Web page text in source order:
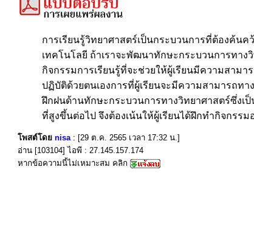
การเรียนรู้วิทยาศาสตร์เป็นกระบวนการที่ต้องค้
เทคโนโลยี ถ้าเราจะพัฒนาทักษะกระบวนการทาง
กิจกรรมการเรียนรู้ที่จะช่วยให้ผู้เรียนมีความสาม
ปฏิบัติด้วยตนเองการที่ผู้เรียนจะมีความสามารถทา
ฝึกฝนด้านทักษะกระบวนการทางวิทยาศาสตร์ซึ่งเ
ที่สูงขึ้นต่อไป จึงต้องเน้นให้ผู้เรียนได้ฝึกทำกิจกรร
โพสต์โดย nisa : [29 ต.ค. 2565 เวลา 17:32 น.]
อ่าน [103104] ไอพี : 27.145.157.174
หากข้อความนี้ไม่เหมาะสม คลิก